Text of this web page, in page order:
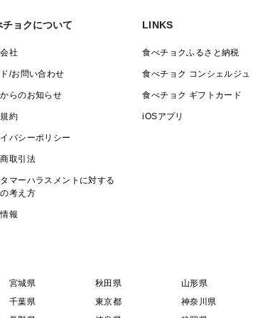
チョクについて
社
/お問い合わせ
らのお知らせ
約
バシーポリシー
取引法
マーハラスメントに対する
考え方
報
LINKS
食べチョクふるさと納税
食べチョク コンシェルジュ
食べチョク ギフトカード
iOSアプリ
宮城県 秋田県 山形県
千葉県 東京都 神奈川県